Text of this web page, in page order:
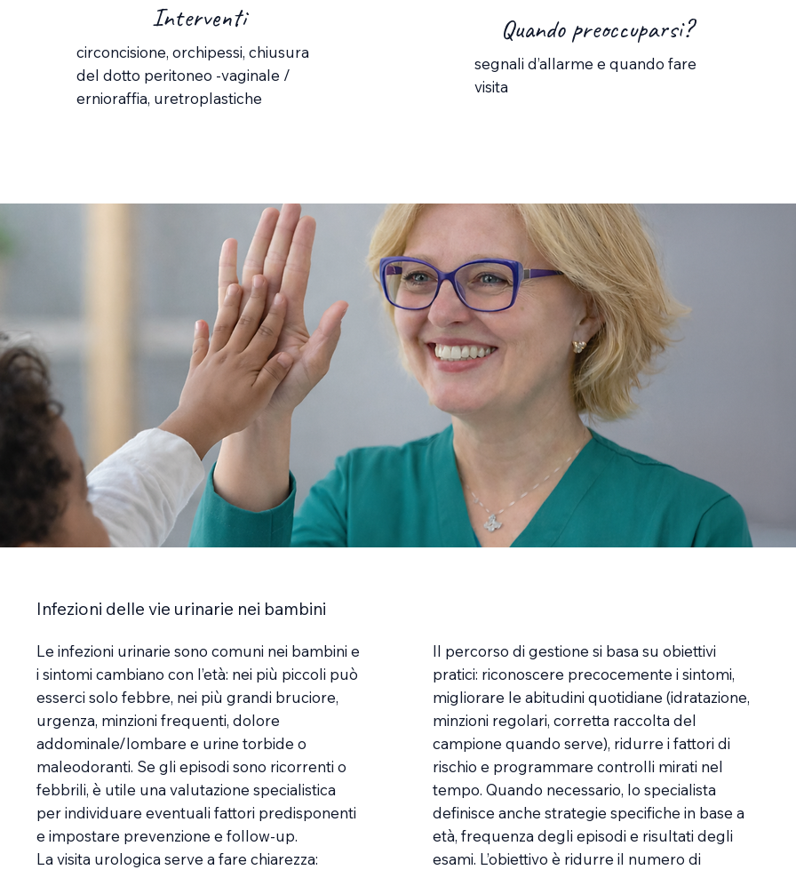
Interventi
circoncisione, orchipessi, chiusura
del dotto peritoneo -vaginale /
ernioraffia, uretroplastiche
Quando preoccuparsi?
segnali d’allarme e quando fare
visita
Infezioni delle vie urinarie nei bambini
Le infezioni urinarie sono comuni nei bambini e
i sintomi cambiano con l’età: nei più piccoli può
esserci solo febbre, nei più grandi bruciore,
urgenza, minzioni frequenti, dolore
addominale/lombare e urine torbide o
maleodoranti. Se gli episodi sono ricorrenti o
febbrili, è utile una valutazione specialistica
per individuare eventuali fattori predisponenti
e impostare prevenzione e follow-up.
La visita urologica serve a fare chiarezza:
Il percorso di gestione si basa su obiettivi
pratici: riconoscere precocemente i sintomi,
migliorare le abitudini quotidiane (idratazione,
minzioni regolari, corretta raccolta del
campione quando serve), ridurre i fattori di
rischio e programmare controlli mirati nel
tempo. Quando necessario, lo specialista
definisce anche strategie specifiche in base a
età, frequenza degli episodi e risultati degli
esami. L’obiettivo è ridurre il numero di